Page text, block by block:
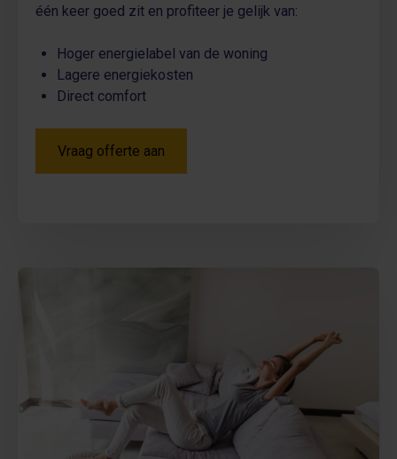
één keer goed zit en profiteer je gelijk van:
Hoger energielabel van de woning
Lagere energiekosten
Direct comfort
Vraag offerte aan